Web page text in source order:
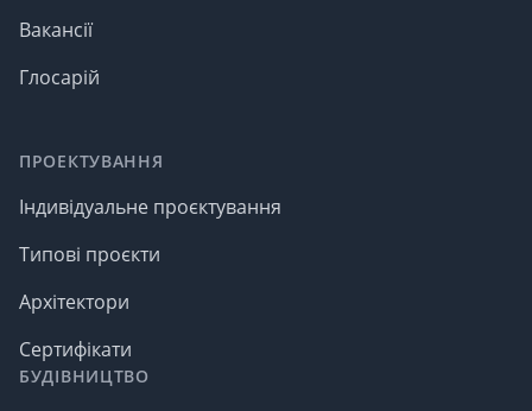
Вакансії
Глосарій
ПРОЕКТУВАННЯ
Індивідуальне проєктування
Типові проєкти
Архітектори
Сертифікати
БУДІВНИЦТВО